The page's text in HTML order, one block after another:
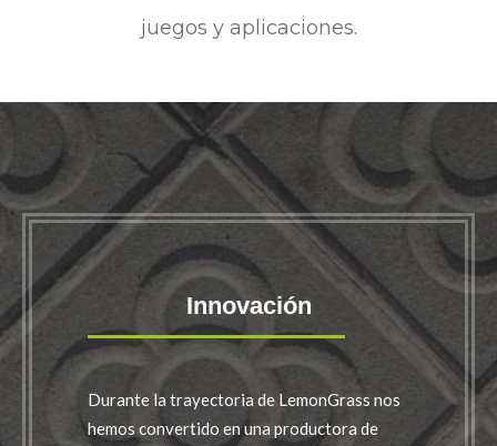
juegos y aplicaciones.
Innovación
Durante la trayectoria de LemonGrass nos
hemos convertido en una productora de